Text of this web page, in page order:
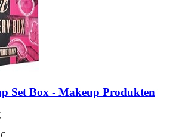
Set Box - Makeup Produkten